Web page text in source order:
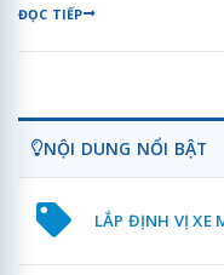
ĐỌC TIẾP
NỘI DUNG NỔI BẬT
LẮP ĐỊNH VỊ XE